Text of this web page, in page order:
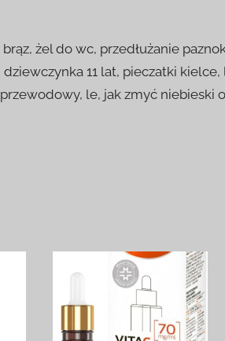
żel do wc, przedłużanie
11 lat, pieczatki
le, jak zmyć niebieski